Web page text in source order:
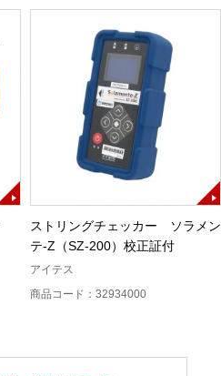
ストリングチェッカー ソラメン
テ-Z（SZ-200）校正証付
アイテス
商品コード：32934000